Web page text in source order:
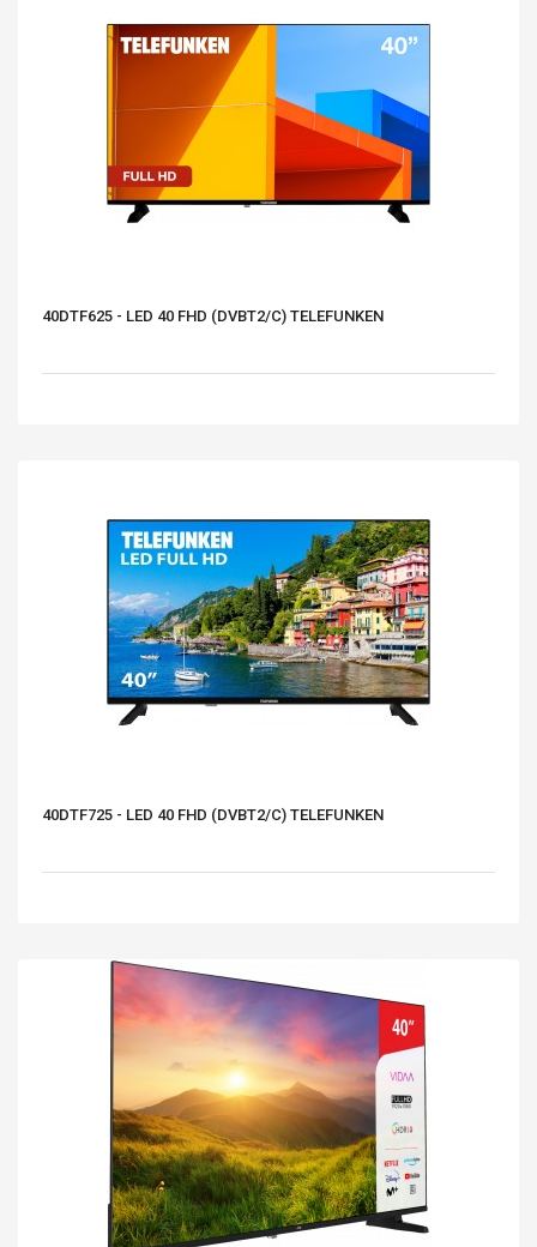
40DTF625 - LED 40 FHD (DVBT2/C) TELEFUNKEN
40DTF725 - LED 40 FHD (DVBT2/C) TELEFUNKEN